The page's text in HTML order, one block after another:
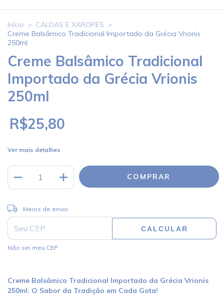
Início > CALDAS E XAROPES >
Creme Balsâmico Tradicional Importado da Grécia Vrionis
250ml
Creme Balsâmico Tradicional
Importado da Grécia Vrionis
250ml
R$25,80
Ver mais detalhes
Entregas para o CEP:
Meios de envio
CALCULAR
Não sei meu CEP
Creme Balsâmico Tradicional Importado da Grécia Vrionis
250ml: O Sabor da Tradição em Cada Gota!